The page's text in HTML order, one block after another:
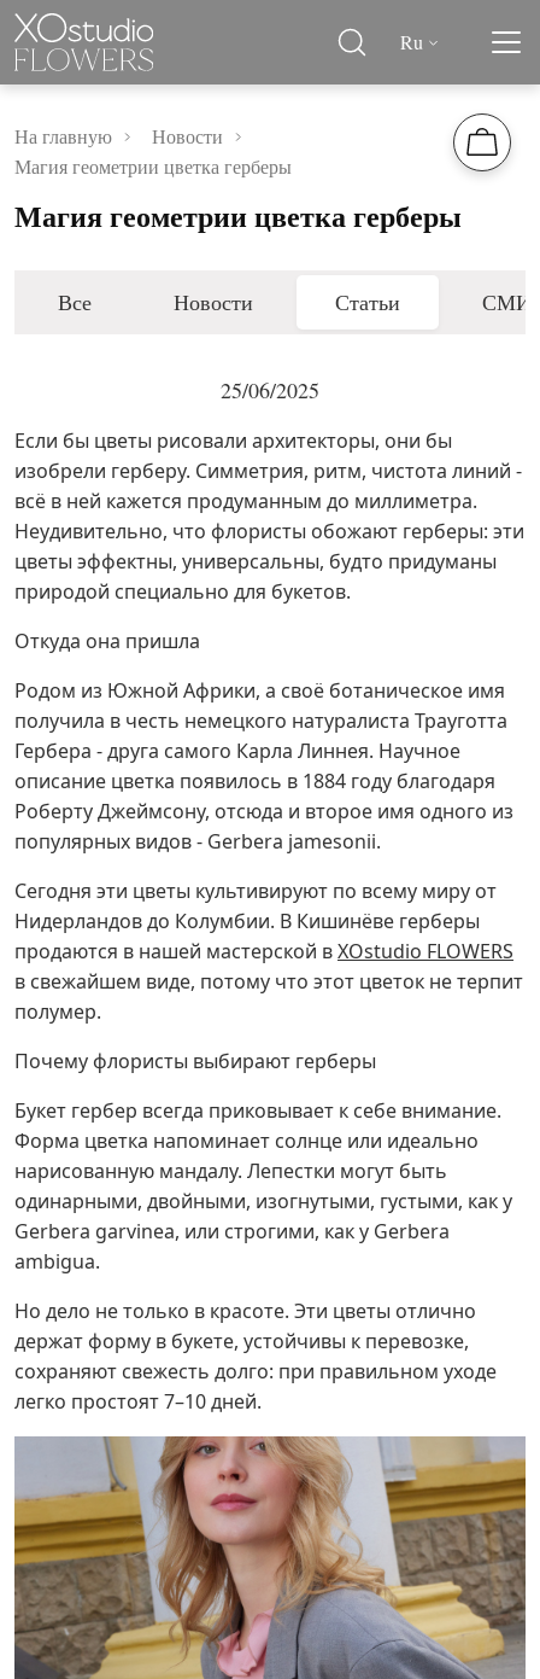
Ru
На главную
Новости
Магия геометрии цветка герберы
Магия геометрии цветка герберы
Все Новости Статьи СМИ
25/06/2025
Если бы цветы рисовали архитекторы, они бы
изобрели герберу. Симметрия, ритм, чистота линий -
всё в ней кажется продуманным до миллиметра.
Неудивительно, что флористы обожают герберы: эти
цветы эффектны, универсальны, будто придуманы
природой специально для букетов.
Откуда она пришла
Родом из Южной Африки, а своё ботаническое имя
получила в честь немецкого натуралиста Трауготта
Гербера - друга самого Карла Линнея. Научное
описание цветка появилось в 1884 году благодаря
Роберту Джеймсону, отсюда и второе имя одного из
популярных видов - Gerbera jamesonii.
Сегодня эти цветы культивируют по всему миру от
Нидерландов до Колумбии. В Кишинёве герберы
продаются в нашей мастерской вXOstudio FLOWERS
в свежайшем виде, потому что этот цветок не терпит
полумер.
Почему флористы выбирают герберы
Букет гербер всегда приковывает к себе внимание.
Форма цветка напоминает солнце или идеально
нарисованную мандалу. Лепестки могут быть
одинарными, двойными, изогнутыми, густыми, как у
Gerbera garvinea, или строгими, как у Gerbera
ambigua.
Но дело не только в красоте. Эти цветы отлично
держат форму в букете, устойчивы к перевозке,
сохраняют свежесть долго: при правильном уходе
легко простоят 7–10 дней.